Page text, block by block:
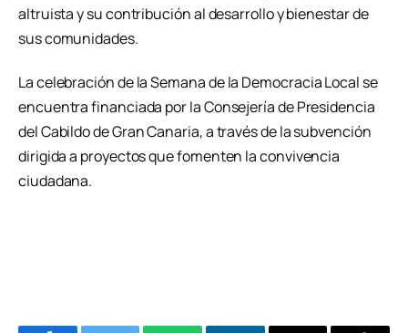
altruista y su contribución al desarrollo y bienestar de
sus comunidades.
La celebración de la Semana de la Democracia Local se
encuentra financiada por la Consejería de Presidencia
del Cabildo de Gran Canaria, a través de la subvención
dirigida a proyectos que fomenten la convivencia
ciudadana.